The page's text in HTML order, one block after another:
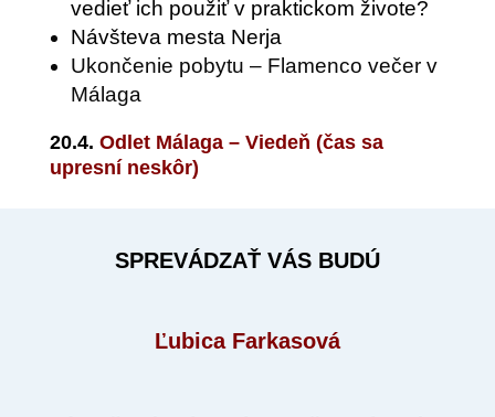
vedieť ich použiť v praktickom živote?
Návšteva mesta Nerja
Ukončenie pobytu – Flamenco večer v
Málaga
20.4. Odlet Málaga – Viedeň (čas sa
upresní neskôr)
SPREVÁDZAŤ VÁS BUDÚ
Ľubica Farkasová